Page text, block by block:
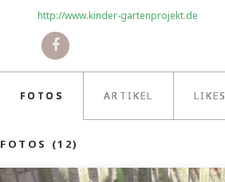
http://www.kinder-gartenprojekt.de
FOTOS ARTIKEL LIKES
FOTOS (12)